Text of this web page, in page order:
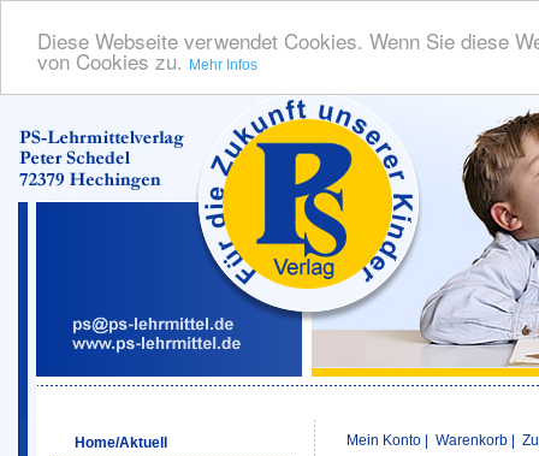
Diese Webseite verwendet Cookies. Wenn Sie diese
von Cookies zu. Mehr Infos
Home/Aktuell Mein Konto Warenkorb